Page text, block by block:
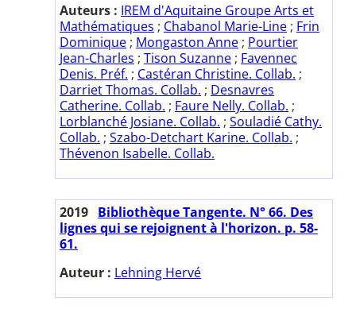
Auteurs : IREM d'Aquitaine Groupe Arts et
Mathématiques ; Chabanol Marie-Line ; Frin
Dominique ; Mongaston Anne ; Pourtier
Jean-Charles ; Tison Suzanne ; Favennec
Denis. Préf. ; Castéran Christine. Collab. ;
Darriet Thomas. Collab. ; Desnavres
Catherine. Collab. ; Faure Nelly. Collab. ;
Lorblanché Josiane. Collab. ; Souladié Cathy.
Collab. ; Szabo-Detchart Karine. Collab. ;
Thévenon Isabelle. Collab.
2019 Bibliothèque Tangente. N° 66. Des
lignes qui se rejoignent à l'horizon. p. 58-
61.
Auteur : Lehning Hervé